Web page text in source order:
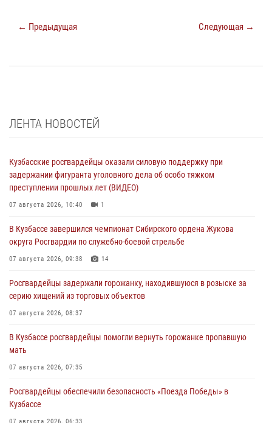
← Предыдущая Следующая →
ЛЕНТА НОВОСТЕЙ
Кузбасские росгвардейцы оказали силовую поддержку при
задержании фигуранта уголовного дела об особо тяжком
преступлении прошлых лет (ВИДЕО)
07 августа 2026, 10:40 1
В Кузбассе завершился чемпионат Сибирского ордена Жукова
округа Росгвардии по служебно-боевой стрельбе
07 августа 2026, 09:38 14
Росгвардейцы задержали горожанку, находившуюся в розыске за
серию хищений из торговых объектов
07 августа 2026, 08:37
В Кузбассе росгвардейцы помогли вернуть горожанке пропавшую
мать
07 августа 2026, 07:35
Росгвардейцы обеспечили безопасность «Поезда Победы» в
Кузбассе
07 августа 2026, 06:33